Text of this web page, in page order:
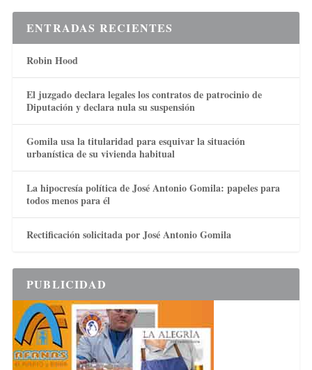
ENTRADAS RECIENTES
Robin Hood
El juzgado declara legales los contratos de patrocinio de
Diputación y declara nula su suspensión
Gomila usa la titularidad para esquivar la situación
urbanística de su vivienda habitual
La hipocresía política de José Antonio Gomila: papeles para
todos menos para él
Rectificación solicitada por José Antonio Gomila
PUBLICIDAD